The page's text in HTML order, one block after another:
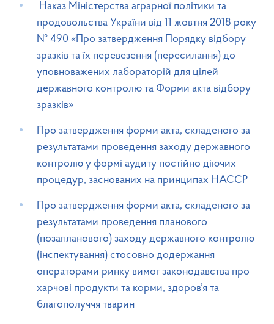
Наказ Міністерства аграрної політики та
продовольства України від 11 жовтня 2018 року
№ 490 «Про затвердження Порядку відбору
зразків та їх перевезення (пересилання) до
уповноважених лабораторій для цілей
державного контролю та Форми акта відбору
зразків»
Про затвердження форми акта, складеного за
результатами проведення заходу державного
контролю у формі аудиту постійно діючих
процедур, заснованих на принципах НАССР
Про затвердження форми акта, складеного за
результатами проведення планового
(позапланового) заходу державного контролю
(інспектування) стосовно додержання
операторами ринку вимог законодавства про
харчові продукти та корми, здоров’я та
благополуччя тварин